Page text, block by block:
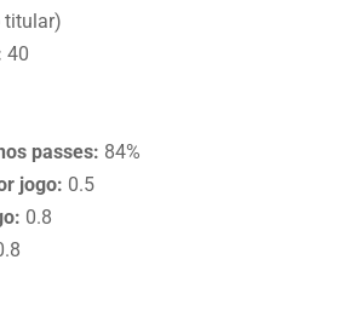
titular)
40
passes: 84%
jogo: 0.5
0.8